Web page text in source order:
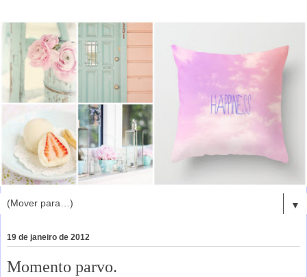
▼
19 de janeiro de 2012
Momento parvo.